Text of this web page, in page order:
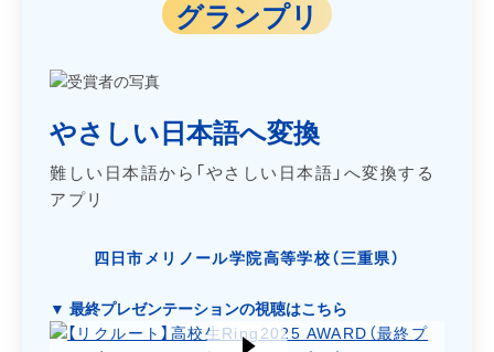
グランプリ
やさしい日本語へ変換
難しい日本語から「やさしい日本語」へ変換する
アプリ
四日市メリノール学院高等学校（三重県）
▼ 最終プレゼンテーションの視聴はこちら